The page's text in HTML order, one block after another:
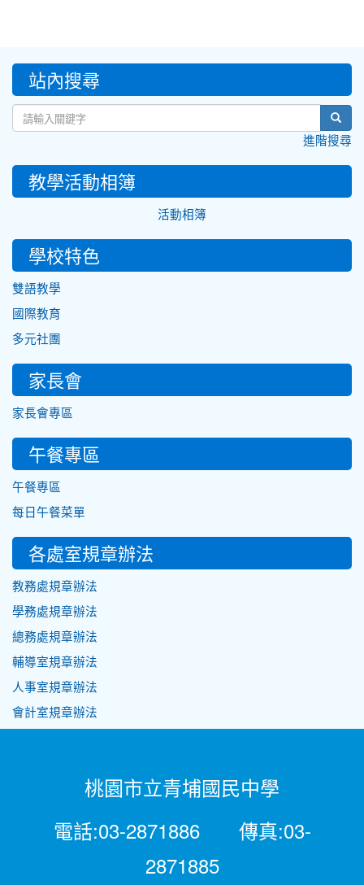
::: 站內搜尋
進階搜尋
教學活動相簿
活動相簿
學校特色
雙語教學
國際教育
多元社團
家長會
家長會專區
午餐專區
午餐專區
每日午餐菜單
各處室規章辦法
教務處規章辦法
學務處規章辦法
總務處規章辦法
輔導室規章辦法
人事室規章辦法
會計室規章辦法
桃園市立青埔國民中學
電話:03-2871886 傳真:03-
2871885